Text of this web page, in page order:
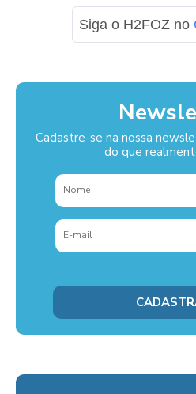
Siga o H2FOZ no
Cadastre-se na nossa
do que